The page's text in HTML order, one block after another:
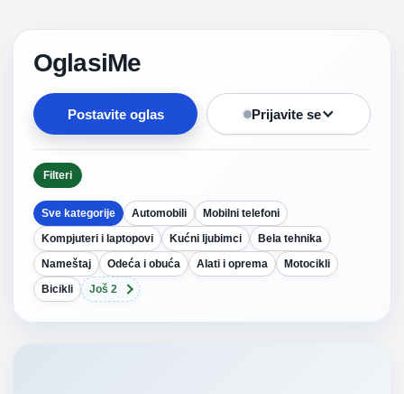
OglasiMe
Postavite oglas Prijavite se
Filteri
Sve kategorije Automobili
Mobilni telefoni
Kompjuteri i laptopovi
Kućni ljubimci
Bela tehnika
Nameštaj
Odeća i obuća Alati i oprema
Motocikli
Bicikli
Još 2